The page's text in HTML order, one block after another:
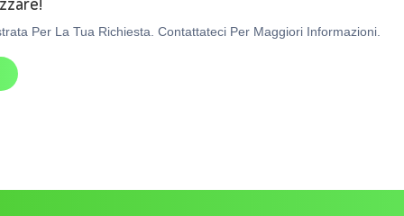
Per La Tua Richiesta. Contattateci Per Maggiori Informazioni.